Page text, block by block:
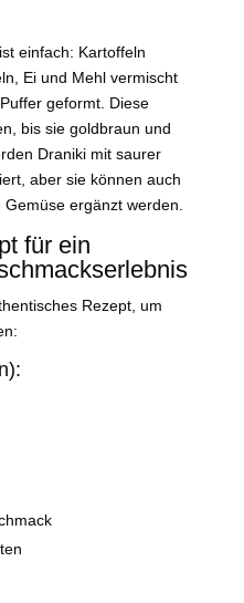
einfach: Kartoffeln
Ei und Mehl vermischt
geformt. Diese
bis sie goldbraun und
Draniki mit saurer
aber sie können auch
ergänzt werden.
für ein
Rezept, um